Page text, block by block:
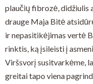
plaučių fibrozė, didžiulis
drauge Maja Bitė
ir nepasitikėjimas vertė
rinktis, ką įsileisti į
Viršsvorį susitvarkėme,
greitai tapo viena